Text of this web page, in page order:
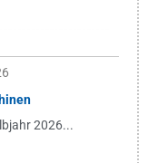
2026...